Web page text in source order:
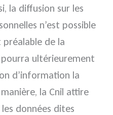
la diffusion sur les
n’est possible
préalable de la
ultérieurement
d’information la
la Cnil attire
données dites